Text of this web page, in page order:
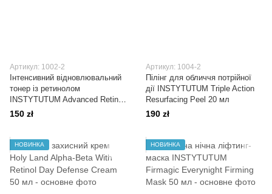
Артикул: 1002-2
Інтенсивний відновлювальний
тонер із ретинолом
INSTYTUTUM Advanced Retinol
Toner 50 мл
150 zł
Артикул: 1004-2
Пілінг для обличчя потрійної
дії INSTYTUTUM Triple Action
Resurfacing Peel 20 мл
190 zł
НОВИНКА НОВИНКА